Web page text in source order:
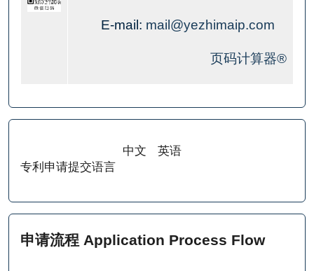
E-mail: mail@yezhimaip.com
页码计算器®
专利申请提交语言
中文 英语
申请流程 Application Process Flow